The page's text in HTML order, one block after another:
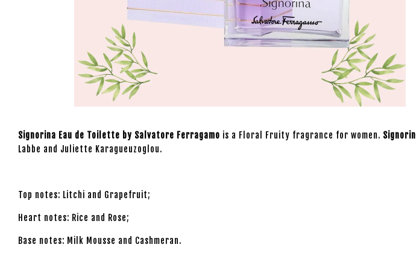
Signorina Eau de Toilette by Salvatore Ferragamo is a Floral Fruity fragrance for women.
Labbe and Juliette Karagueuzoglou.
Top notes: Litchi and Grapefruit;
Heart notes: Rice and Rose;
Base notes: Milk Mousse and Cashmeran.